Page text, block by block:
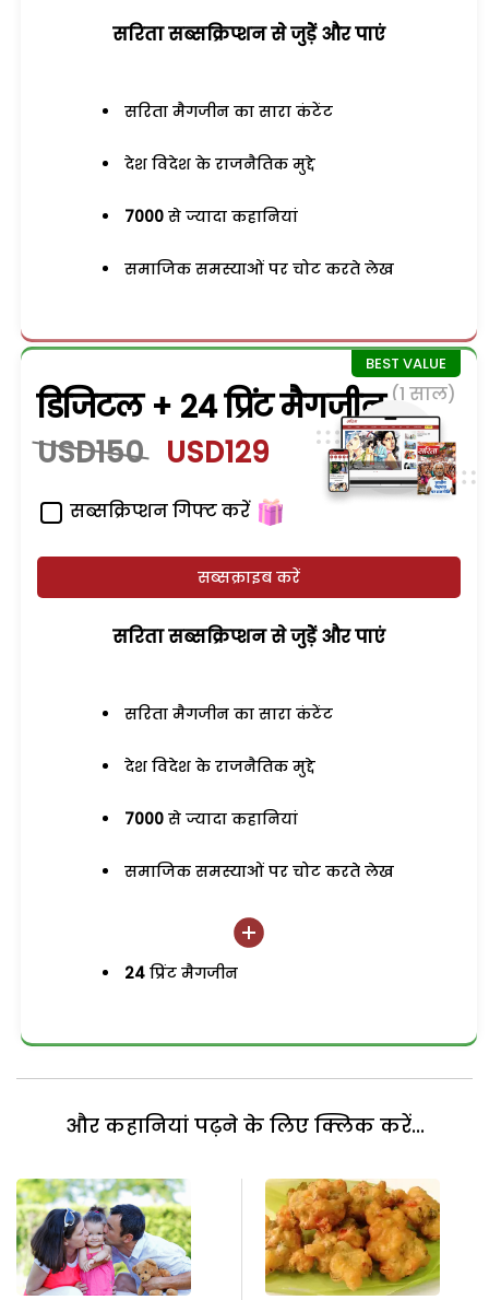
सरिता सब्सक्रिप्शन से जुड़ेें और पाएं
सरिता मैगजीन का सारा कंटेंट
देश विदेश के राजनैतिक मुद्दे
7000 से ज्यादा कहानियां
समाजिक समस्याओं पर चोट करते लेख
डिजिटल + 24 प्रिंट मैगजीन (1 साल)
USD150 USD129
सब्सक्रिप्शन गिफ्ट करें
सब्सक्राइब करें
सरिता सब्सक्रिप्शन से जुड़ेें और पाएं
सरिता मैगजीन का सारा कंटेंट
देश विदेश के राजनैतिक मुद्दे
7000 से ज्यादा कहानियां
समाजिक समस्याओं पर चोट करते लेख
24 प्रिंट मैगजीन
और कहानियां पढ़ने के लिए क्लिक करें...